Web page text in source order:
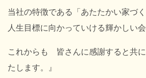
当社の特徴である「あたたかい家づ
人生目標に向かっていける輝かしい
これからも 皆さんに感謝すると共
たします。』